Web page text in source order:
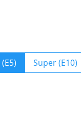
Super (E10)